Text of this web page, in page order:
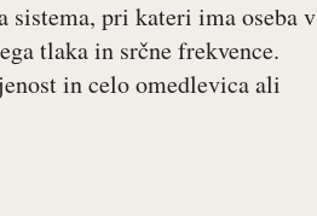
sistema, pri kateri ima oseba v
tlaka in srčne frekvence.
in celo omedlevica ali